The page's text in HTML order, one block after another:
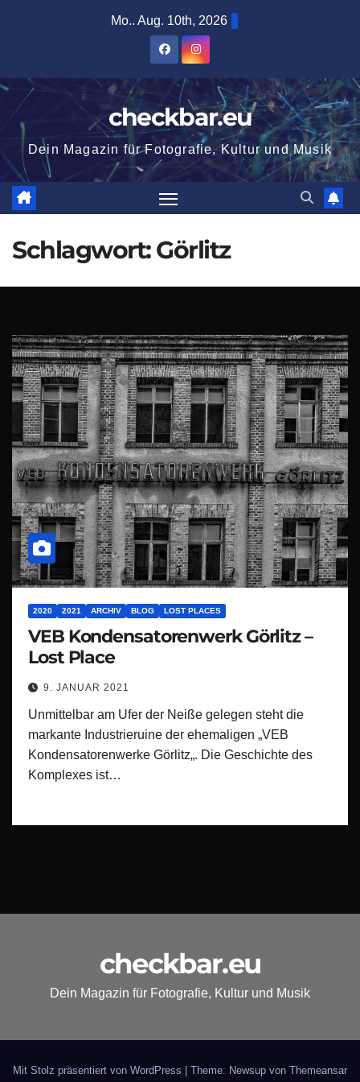
Mo.. Aug. 10th, 2026
checkbar.eu
Dein Magazin für Fotografie, Kultur und Musik
Schlagwort:Görlitz
2020 2021 ARCHIV BLOG LOST PLACES
VEB Kondensatorenwerk Görlitz –
Lost Place
9. JANUAR 2021
Unmittelbar am Ufer der Neiße gelegen steht die
markante Industrieruine der ehemaligen „VEB
Kondensatorenwerke Görlitz„. Die Geschichte des
Komplexes ist…
checkbar.eu
Dein Magazin für Fotografie, Kultur und Musik
Mit Stolz präsentiert von WordPress | Theme: Newsup von Themeansar